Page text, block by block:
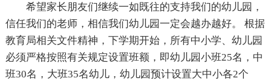
希望家长朋友们继续一如既往的支持我们的幼儿园，
信任我们的老师，相信我们幼儿园一定会越办越好。 根据
教育局相关文件精神，下学期开始，所有中小学、幼儿园
必须严格按照有关规定设置班额，即幼儿园小班25名，中
班30名，大班35名幼儿，幼儿园预计设置大中小各2个